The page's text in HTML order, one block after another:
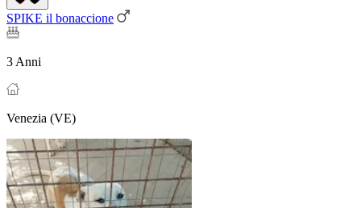
SPIKE il bonaccione
3 Anni
Venezia (VE)